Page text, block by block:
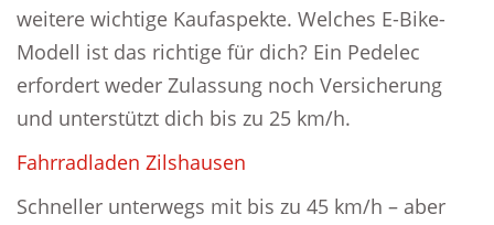
weitere wichtige Kaufaspekte. Welches E-Bike-
Modell ist das richtige für dich? Ein Pedelec
erfordert weder Zulassung noch Versicherung
und unterstützt dich bis zu 25 km/h.
Fahrradladen Zilshausen
Schneller unterwegs mit bis zu 45 km/h – aber